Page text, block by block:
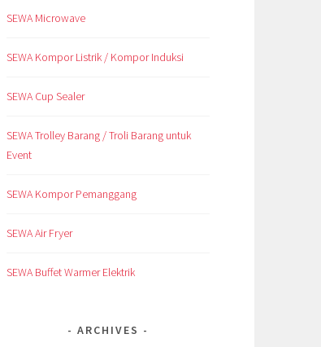
SEWA Microwave
SEWA Kompor Listrik / Kompor Induksi
SEWA Cup Sealer
SEWA Trolley Barang / Troli Barang untuk
Event
SEWA Kompor Pemanggang
SEWA Air Fryer
SEWA Buffet Warmer Elektrik
ARCHIVES